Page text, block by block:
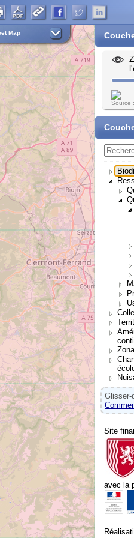
Map
Source
Glisser-
Site
avec la